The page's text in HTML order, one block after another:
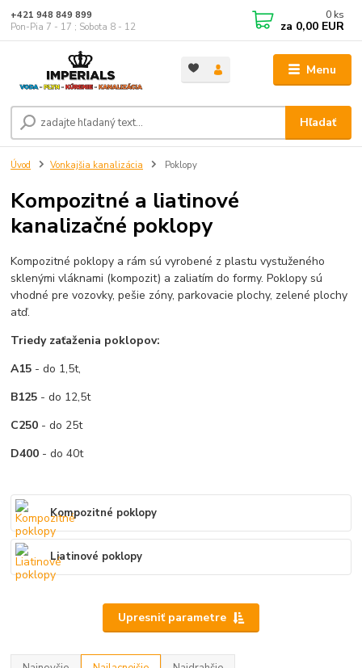
Menu
Hľadať
+421 948 849 899
Pon-Pia 7 - 17 ; Sobota 8 - 12
0 ks
za 0,00 EUR
Úvod Vonkajšia kanalizácia Poklopy
Kompozitné a liatinové
kanalizačné poklopy
Kompozitné poklopy a rám sú vyrobené z plastu vystuženého
sklenými vláknami (kompozit) a zaliatím do formy. Poklopy sú
vhodné pre vozovky, pešie zóny, parkovacie plochy, zelené plochy
atď.
Triedy zaťaženia poklopov:
A15 - do 1,5t,
B125 - do 12,5t
C250 - do 25t
D400 - do 40t
Kompozitné poklopy
Liatinové poklopy
Upresniť parametre